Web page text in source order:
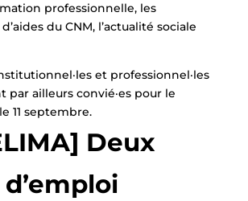
professionnelle, les
du CNM, l’actualité sociale
et professionnel·les
par ailleurs convié·es pour le
11 septembre.
Deux